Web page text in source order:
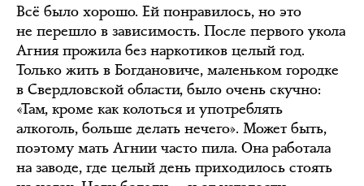
Всё было хорошо. Ей понравилось, но это
не перешло в зависимость. После первого укола
Агния прожила без наркотиков целый год.
Только жить в Богдановиче, маленьком городке
в Свердловской области, было очень скучно:
«Там, кроме как колоться и употреблять
алкоголь, больше делать нечего». Может быть,
поэтому мать Агнии часто пила. Она работала
на заводе, где целый день приходилось стоять